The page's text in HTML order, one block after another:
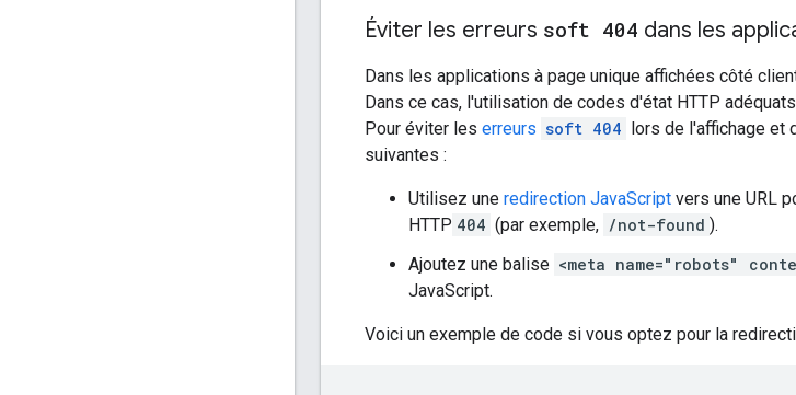
Éviter les erreurs soft 404 dans les
Dans les applications à page unique affichées côté
Dans ce cas, l'utilisation de codes d'état HTTP
Pour éviter les erreurs soft 404 lors de l'affichage et
suivantes :
Utilisez une redirection JavaScript vers une URL
HTTP 404 (par exemple, /not-found ).
Ajoutez une balise <meta name="robots"
JavaScript.
Voici un exemple de code si vous optez pour la